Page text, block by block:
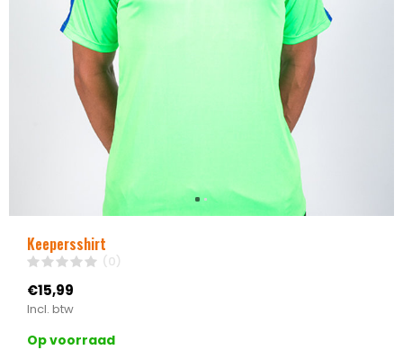
Keepersshirt
(0)
€15,99
Incl. btw
Op voorraad